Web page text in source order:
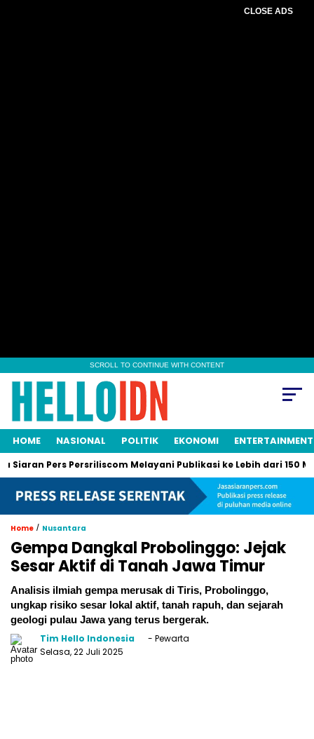
CLOSE ADS
SCROLL TO CONTINUE WITH CONTENT
HOME NASIONAL POLITIK EKONOMI ENTERTAINMENT
Persriliscom Melayani Publikasi ke Lebih dari 150 Media
Home / Nusantara
Gempa Dangkal Probolinggo: Jejak
Sesar Aktif di Tanah Jawa Timur
Analisis ilmiah gempa merusak di Tiris, Probolinggo,
ungkap risiko sesar lokal aktif, tanah rapuh, dan sejarah
geologi pulau Jawa yang terus bergerak.
Tim Hello Indonesia
- Pewarta
Selasa, 22 Juli 2025